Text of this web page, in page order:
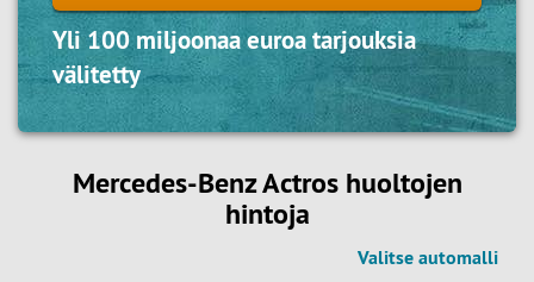
Yli 100 miljoonaa euroa tarjouksia
välitetty
Mercedes-Benz Actros huoltojen
hintoja
Valitse automalli